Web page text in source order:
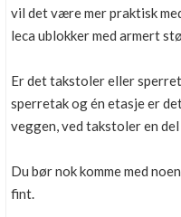
vil det være mer praktisk
leca ublokker med armert
Er det takstoler eller
sperretak og én etasje er
veggen, ved takstoler en del
Du bør nok komme med
fint.